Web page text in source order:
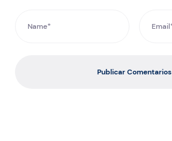
Publicar Comentarios